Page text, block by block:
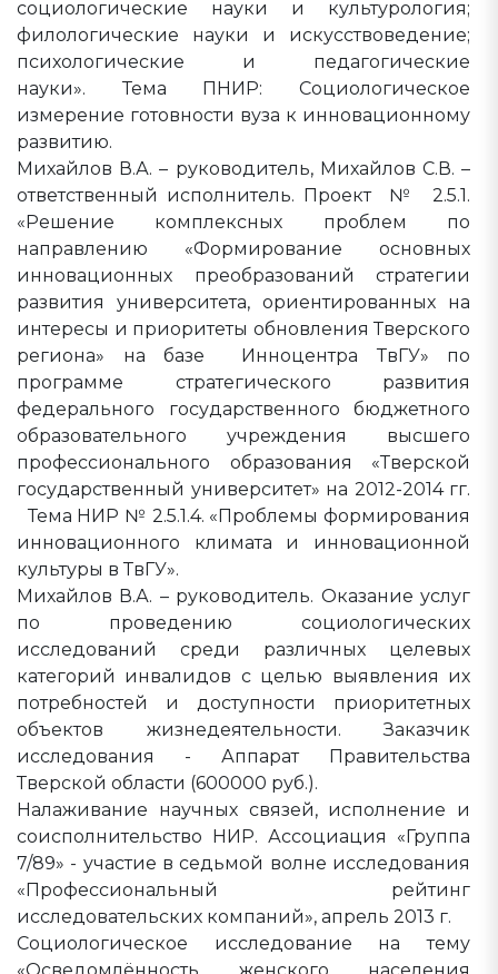
социологические науки и культурология;
филологические науки и искусствоведение;
психологические и педагогические
науки». Тема ПНИР: Социологическое
измерение готовности вуза к инновационному
развитию.
Михайлов В.А. – руководитель, Михайлов С.В. –
ответственный исполнитель. Проект № 2.5.1.
«Решение комплексных проблем по
направлению «Формирование основных
инновационных преобразований стратегии
развития университета, ориентированных на
интересы и приоритеты обновления Тверского
региона» на базе Инноцентра ТвГУ» по
программе стратегического развития
федерального государственного бюджетного
образовательного учреждения высшего
профессионального образования «Тверской
государственный университет» на 2012-2014 гг.
Тема НИР № 2.5.1.4. «Проблемы формирования
инновационного климата и инновационной
культуры в ТвГУ».
Михайлов В.А. – руководитель. Оказание услуг
по проведению социологических
исследований среди различных целевых
категорий инвалидов с целью выявления их
потребностей и доступности приоритетных
объектов жизнедеятельности. Заказчик
исследования - Аппарат Правительства
Тверской области (600000 руб.).
Налаживание научных связей, исполнение и
соисполнительство НИР. Ассоциация «Группа
7/89» - участие в седьмой волне исследования
«Профессиональный рейтинг
исследовательских компаний», апрель 2013 г.
Социологическое исследование на тему